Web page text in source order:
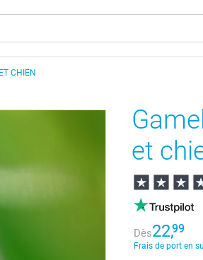
CHIEN
et
Dès22,99
Frais de port en